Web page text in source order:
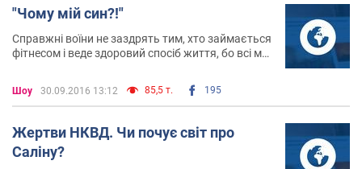
українських платників податків, як і така
химерія, котру називають російськомовними
патріотами
"Чому мій син?!"
Справжні воїни не заздрять тим, хто займається
фітнесом і веде здоровий спосіб життя, бо всі ми
пазухою і малюнки дітей. І попереду найважче –
вижити у світі, що не визнає себе тилом
Шоу 30.09.2016 13:12 85,5 т. 195
Жертви НКВД. Чи почує світ про
Саліну?